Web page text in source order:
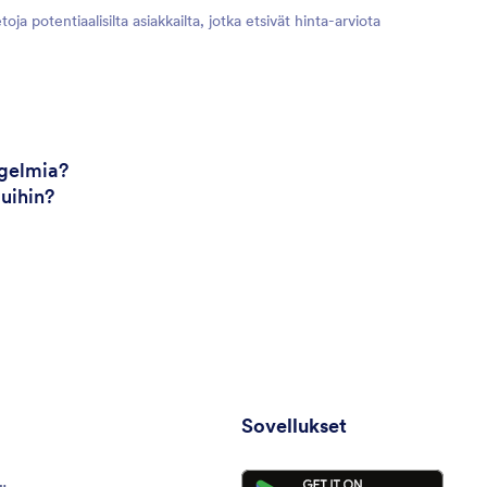
potentiaalisilta asiakkailta, jotka etsivät hinta-arviota
Sovellukset